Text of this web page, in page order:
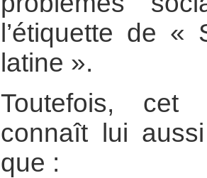
l’étiquette de «
latine ».
Toutefois, cet
connaît lui
que :